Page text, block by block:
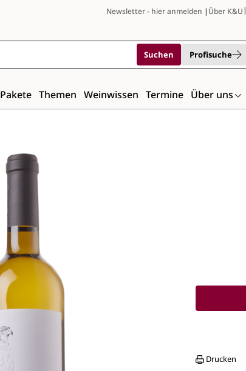
Newsletter - hier anmelden | Über K&U|
Suchen Profisuche
Pakete Themen Weinwissen Termine Über uns
Drucken